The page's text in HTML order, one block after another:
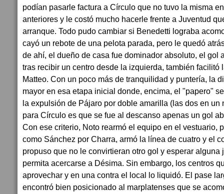
podían pasarle factura a Círculo que no tuvo la misma
anteriores y le costó mucho hacerle frente a Juventud
arranque. Todo pudo cambiar si Benedetti lograba
cayó un rebote de una pelota parada, pero le quedó
de ahí, el dueño de casa fue dominador absoluto, el gol
tras recibir un centro desde la izquierda, también facilitó
Matteo. Con un poco más de tranquilidad y puntería, la
mayor en esa etapa inicial donde, encima, el "papero"
la expulsión de Pájaro por doble amarilla (las dos en un
para Círculo es que se fue al descanso apenas un gol
Con ese criterio, Noto rearmó el equipo en el vestuario,
como Sánchez por Charra, armó la línea de cuatro y el
propuso que no le convirtieran otro gol y esperar alguna
permita acercarse a Désima. Sin embargo, los centros
aprovechar y en una contra el local lo liquidó. El pase
encontró bien posicionado al marplatenses que se